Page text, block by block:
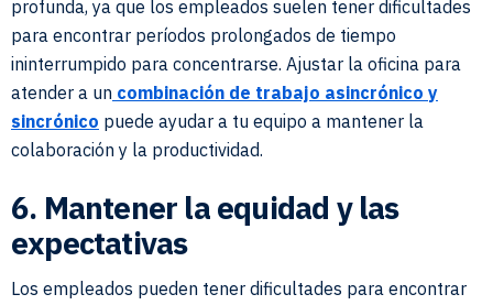
profunda, ya que los empleados suelen tener dificultades
para encontrar períodos prolongados de tiempo
ininterrumpido para concentrarse. Ajustar la oficina para
atender a un combinación de trabajo asincrónico y
sincrónico puede ayudar a tu equipo a mantener la
colaboración y la productividad.
6. Mantener la equidad y las
expectativas
Los empleados pueden tener dificultades para encontrar